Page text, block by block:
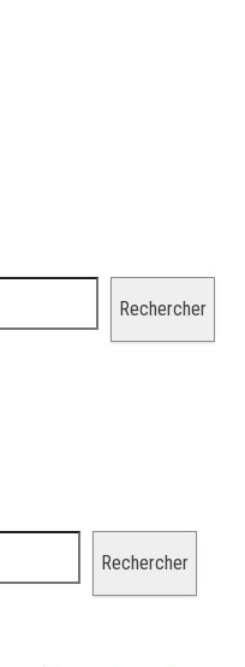
Rechercher
Rechercher